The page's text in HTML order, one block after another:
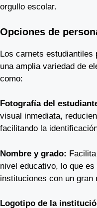
orgullo escolar.
Opciones de
Los carnets estudiantiles
una amplia variedad de
como:
Fotografía del
visual inmediata,
facilitando la
Nombre y grado:
nivel educativo, lo que
instituciones con un gran
Logotipo de la